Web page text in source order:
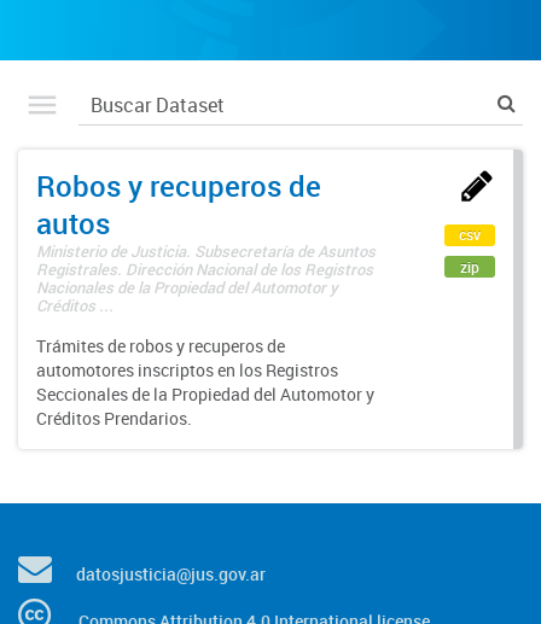
Robos y recuperos de
autos
Ministerio de Justicia. Subsecretaría de Asuntos
Registrales. Dirección Nacional de los Registros
Nacionales de la Propiedad del Automotor y
Créditos ...
Trámites de robos y recuperos de
automotores inscriptos en los Registros
Seccionales de la Propiedad del Automotor y
Créditos Prendarios.
csv
zip
datosjusticia@jus.gov.ar